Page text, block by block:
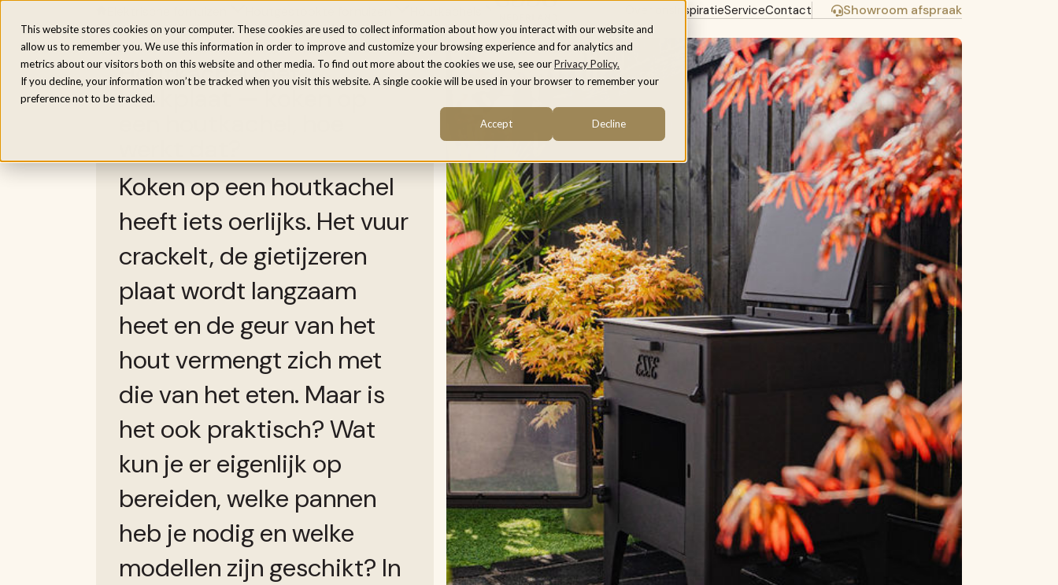
This website stores cookies on your computer. These cookies are used to collect information about how you interact with our website and
allow us to remember you. We use this information in order to improve and customize your browsing experience and for analytics and
metrics about our visitors both on this website and other media. To find out more about the cookies we use, see ourPrivacy Policy.
If you decline, your information won’t be tracked when you visit this website. A single cookie will be used in your browser to remember your
preference not to be tracked.
Accept Decline
InspiratieServiceContact
Showroom afspraak
Home/Inspiratie/Houtkachel met kookplaat — koken op een houtkachel, hoe werkt dat?
Houtkachel met
kookplaat — koken op
Koken op een houtkachel
heeft iets oerlijks. Het vuur
crackelt, de gietijzeren
plaat wordt langzaam
heet en de geur van het
hout vermengt zich met
die van het eten. Maar is
het ook praktisch? Wat
kun je er eigenlijk op
bereiden, welke pannen
heb je nodig en welke
modellen zijn geschikt? In
Dit bericht delen